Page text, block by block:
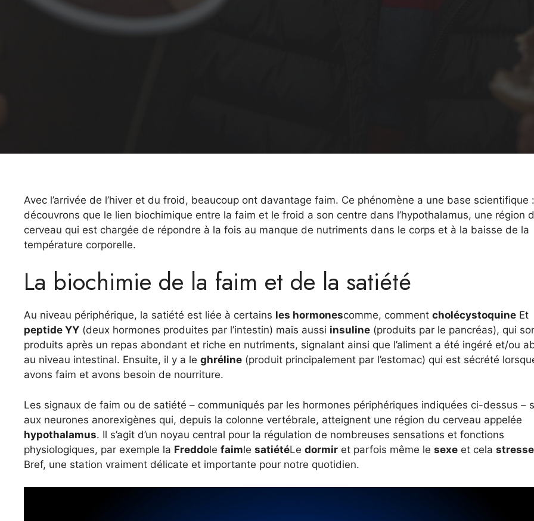
Avec l’arrivée de l’hiver et du froid, beaucoup ont davantage faim. Ce phénomène a une base scientifique :
découvrons que le lien biochimique entre la faim et le froid a son centre dans l’hypothalamus, une région
cerveau qui est chargée de répondre à la fois au manque de nutriments dans le corps et à la baisse de la
température corporelle.
La biochimie de la faim et de la satiété
Au niveau périphérique, la satiété est liée à certains les hormonescomme, comment cholécystoquine Et
peptide YY (deux hormones produites par l’intestin) mais aussi insuline (produits par le pancréas), qui
produits après un repas abondant et riche en nutriments, signalant ainsi que l’aliment a été ingéré et/ou
au niveau intestinal. Ensuite, il y a le ghréline (produit principalement par l’estomac) qui est sécrété
avons faim et avons besoin de nourriture.
Les signaux de faim ou de satiété – communiqués par les hormones périphériques indiquées ci-dessus –
aux neurones anorexigènes qui, depuis la colonne vertébrale, atteignent une région du cerveau appelée
hypothalamus. Il s’agit d’un noyau central pour la régulation de nombreuses sensations et fonctions
physiologiques, par exemple la Freddole faimle satiétéLe dormir et parfois même le sexe et cela
Bref, une station vraiment délicate et importante pour notre quotidien.